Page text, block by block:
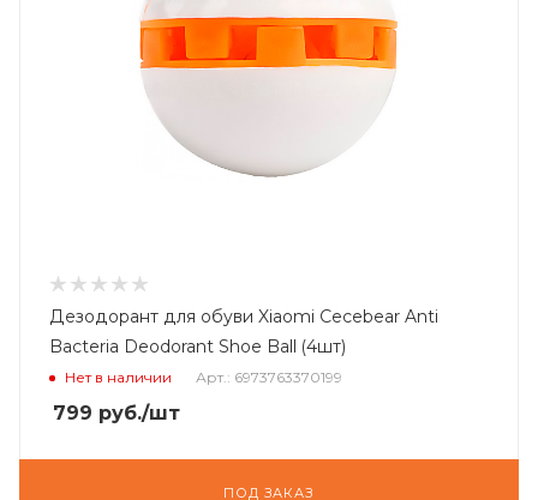
Дезодорант для обуви Xiaomi Cecebear Anti
Bacteria Deodorant Shoe Ball (4шт)
Нет в наличии Арт.: 6973763370199
799 руб./шт
ПОД ЗАКАЗ